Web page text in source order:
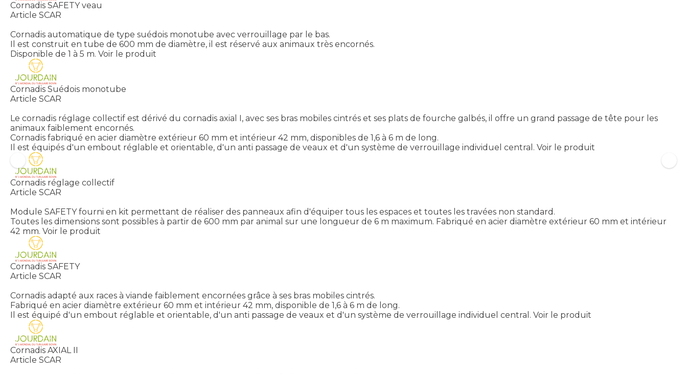
Cornadis SAFETY veau
Article SCAR
Cornadis automatique de type suédois monotube avec verrouillage par le bas.
Il est construit en tube de 600 mm de diamètre, il est réservé aux animaux très encornés.
Disponible de 1 à 5 m. Voir le produit
Cornadis Suédois monotube
Article SCAR
Le cornadis réglage collectif est dérivé du cornadis axial I, avec ses bras mobiles cintrés et ses plats de fourche galbés, il offre un grand passage de tête pour les
animaux faiblement encornés.
Cornadis fabriqué en acier diamètre extérieur 60 mm et intérieur 42 mm, disponibles de 1,6 à 6 m de long.
Il est équipés d'un embout réglable et orientable, d'un anti passage de veaux et d'un système de verrouillage individuel central. Voir le produit
Cornadis réglage collectif
Article SCAR
Module SAFETY fourni en kit permettant de réaliser des panneaux afin d'équiper tous les espaces et toutes les travées non standard.
Toutes les dimensions sont possibles à partir de 600 mm par animal sur une longueur de 6 m maximum. Fabriqué en acier diamètre extérieur 60 mm et intérieur
42 mm. Voir le produit
Cornadis SAFETY
Article SCAR
Cornadis adapté aux races à viande faiblement encornées grâce à ses bras mobiles cintrés.
Fabriqué en acier diamètre extérieur 60 mm et intérieur 42 mm, disponible de 1,6 à 6 m de long.
Il est équipé d'un embout réglable et orientable, d'un anti passage de veaux et d'un système de verrouillage individuel central. Voir le produit
Cornadis AXIAL II
Article SCAR